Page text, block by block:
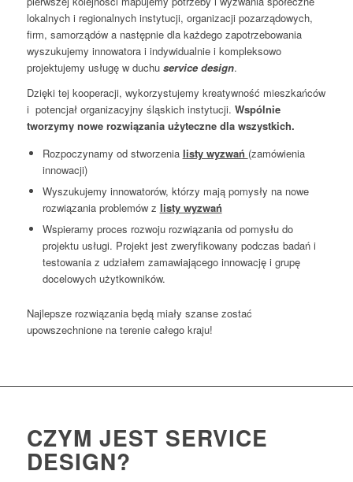
lokalnych i regionalnych instytucji, organizacji pozarządowych,
firm, samorządów a następnie dla każdego zapotrzebowania
wyszukujemy innowatora i indywidualnie i kompleksowo
projektujemy usługę w duchu service design.
Dzięki tej kooperacji, wykorzystujemy kreatywność mieszkańców
i potencjał organizacyjny śląskich instytucji. Wspólnie
tworzymy nowe rozwiązania użyteczne dla wszystkich.
Rozpoczynamy od stworzenia listy wyzwań (zamówienia
innowacji)
Wyszukujemy innowatorów, którzy mają pomysły na nowe
rozwiązania problemów z listy wyzwań
Wspieramy proces rozwoju rozwiązania od pomysłu do
projektu usługi. Projekt jest zweryfikowany podczas badań i
testowania z udziałem zamawiającego innowację i grupę
docelowych użytkowników.
Najlepsze rozwiązania będą miały szanse zostać
upowszechnione na terenie całego kraju!
CZYM JEST SERVICE
DESIGN?